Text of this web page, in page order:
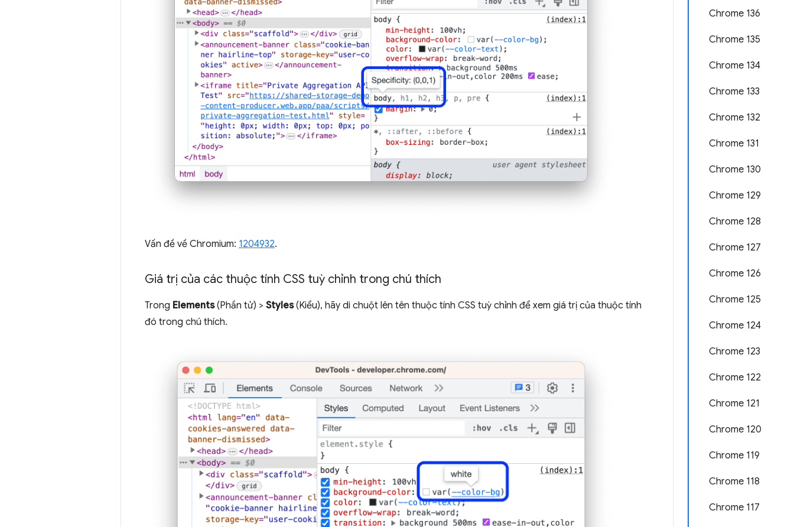
Chrome 136
Chrome 135
Chrome 134
Chrome 133
Chrome 132
Chrome 131
Chrome 130
Chrome 129
Chrome 128
Chrome 127
Chrome 126
Chrome 125
Chrome 124
Chrome 123
Chrome 122
Chrome 121
Chrome 120
Chrome 119
Chrome 118
Chrome 117
Vấn đề về Chromium: 1204932.
Giá trị của các thuộc tính CSS tuỳ chỉnh trong chú thích
Trong Elements(Phần tử) > Styles(Kiểu), hãy di chuột lên tên thuộc tính CSS tuỳ chỉnh để xem giá trị của thuộc tính
đó trong chú thích.